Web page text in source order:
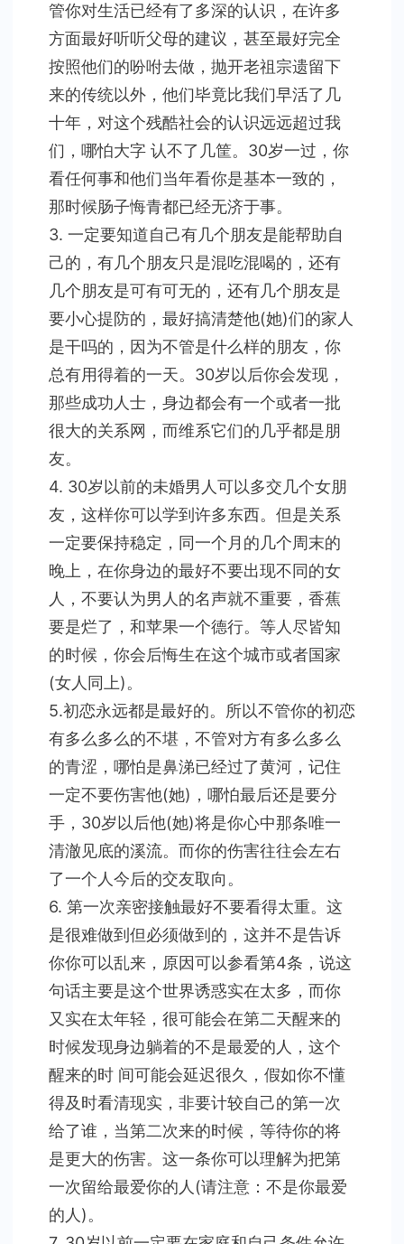
管你对生活已经有了多深的认识，在许多
方面最好听听父母的建议，甚至最好完全
按照他们的吩咐去做，抛开老祖宗遗留下
来的传统以外，他们毕竟比我们早活了几
十年，对这个残酷社会的认识远远超过我
们，哪怕大字 认不了几筐。30岁一过，你
看任何事和他们当年看你是基本一致的，
那时候肠子悔青都已经无济于事。
3. 一定要知道自己有几个朋友是能帮助自
己的，有几个朋友只是混吃混喝的，还有
几个朋友是可有可无的，还有几个朋友是
要小心提防的，最好搞清楚他(她)们的家人
是干吗的，因为不管是什么样的朋友，你
总有用得着的一天。30岁以后你会发现，
那些成功人士，身边都会有一个或者一批
很大的关系网，而维系它们的几乎都是朋
友。
4. 30岁以前的未婚男人可以多交几个女朋
友，这样你可以学到许多东西。但是关系
一定要保持稳定，同一个月的几个周末的
晚上，在你身边的最好不要出现不同的女
人，不要认为男人的名声就不重要，香蕉
要是烂了，和苹果一个德行。等人尽皆知
的时候，你会后悔生在这个城市或者国家
(女人同上)。
5.初恋永远都是最好的。所以不管你的初恋
有多么多么的不堪，不管对方有多么多么
的青涩，哪怕是鼻涕已经过了黄河，记住
一定不要伤害他(她)，哪怕最后还是要分
手，30岁以后他(她)将是你心中那条唯一
清澈见底的溪流。而你的伤害往往会左右
了一个人今后的交友取向。
6. 第一次亲密接触最好不要看得太重。这
是很难做到但必须做到的，这并不是告诉
你你可以乱来，原因可以参看第4条，说这
句话主要是这个世界诱惑实在太多，而你
又实在太年轻，很可能会在第二天醒来的
时候发现身边躺着的不是最爱的人，这个
醒来的时 间可能会延迟很久，假如你不懂
得及时看清现实，非要计较自己的第一次
给了谁，当第二次来的时候，等待你的将
是更大的伤害。这一条你可以理解为把第
一次留给最爱你的人(请注意：不是你最爱
的人)。